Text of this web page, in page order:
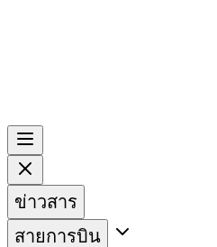
ข่าวสาร
สายการบิน